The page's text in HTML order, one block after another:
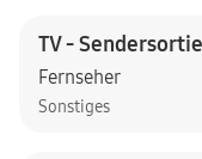
TV -
Fernseher
Sonstiges